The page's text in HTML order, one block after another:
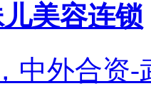
美容连锁
中外合资